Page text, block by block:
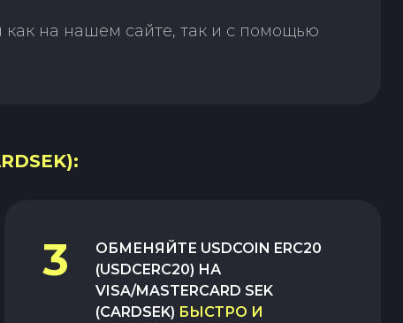
на нашем сайте, так и с помощью
3 ОБМЕНЯЙТЕ USDCOIN ERC20
(USDCERC20) НА
VISA/MASTERCARD SEK
(CARDSEK) БЫСТРО И